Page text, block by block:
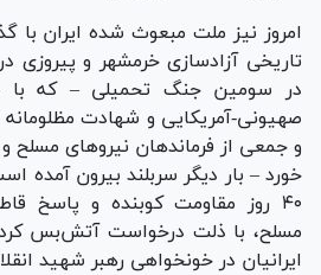
تاریخی آزادسازی خرمشهر و پیروزی
در سومین جنگ تحمیلی – که با
صهیونی‑آمریکایی و شهادت
و جمعی از فرماندهان نیروهای مسلح
خورد – بار دیگر سربلند بیرون
۴۰ روز مقاومت کوبنده و پاسخ
مسلح، با ذلت درخواست آتش‌بس
ایرانیان در خونخواهی رهبر شهید